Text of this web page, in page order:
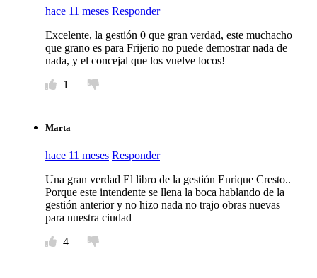
hace 11 meses Responder
Excelente, la gestión 0 que gran verdad, este muchacho
que grano es para Frijerio no puede demostrar nada de
nada, y el concejal que los vuelve locos!
1
Marta
hace 11 meses Responder
Una gran verdad El libro de la gestión Enrique Cresto..
Porque este intendente se llena la boca hablando de la
gestión anterior y no hizo nada no trajo obras nuevas
para nuestra ciudad
4